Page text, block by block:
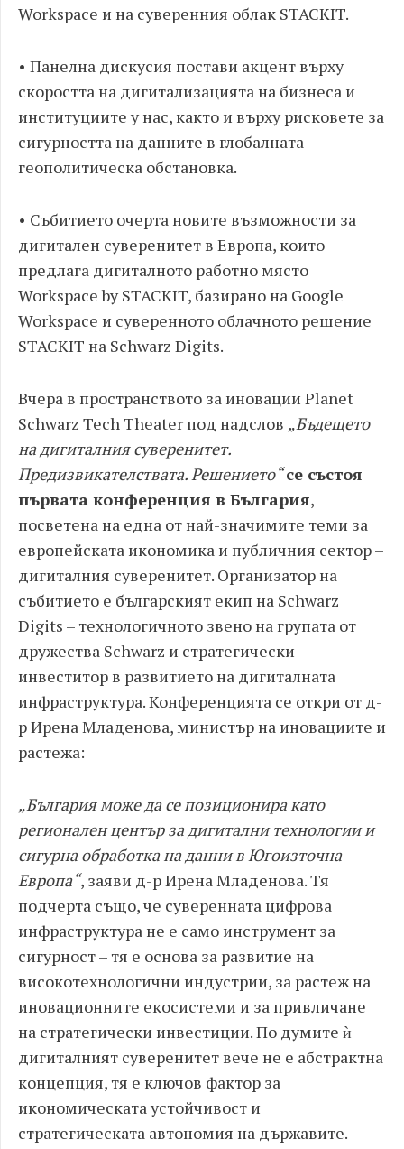
Workspace и на суверенния облак STACKIT.
• Панелна дискусия постави акцент върху
скоростта на дигитализацията на бизнеса и
институциите у нас, както и върху рисковете за
сигурността на данните в глобалната
геополитическа обстановка.
• Събитието очерта новите възможности за
дигитален суверенитет в Европа, които
предлага дигиталното работно място
Workspace by STACKIT, базирано на Google
Workspace и суверенното облачното решение
STACKIT на Schwarz Digits.
Вчера в пространството за иновации Planet
Schwarz Tech Theater под надслов „Бъдещето
на дигиталния суверенитет.
Предизвикателствата. Решението“се състоя
първата конференция в България,
посветена на една от най-значимите теми за
европейската икономика и публичния сектор –
дигиталния суверенитет. Организатор на
събитието е българският екип на Schwarz
Digits – технологичното звено на групата от
дружества Schwarz и стратегически
инвеститор в развитието на дигиталната
инфраструктура. Конференцията се откри от д-
р Ирена Младенова, министър на иновациите и
растежа:
„България може да се позиционира като
регионален център за дигитални технологии и
сигурна обработка на данни в Югоизточна
Европа“, заяви д-р Ирена Младенова. Тя
подчерта също, че суверенната цифрова
инфраструктура не е само инструмент за
сигурност – тя е основа за развитие на
високотехнологични индустрии, за растеж на
иновационните екосистеми и за привличане
на стратегически инвестиции. По думите ѝ
дигиталният суверенитет вече не е абстрактна
концепция, тя е ключов фактор за
икономическата устойчивост и
стратегическата автономия на държавите.